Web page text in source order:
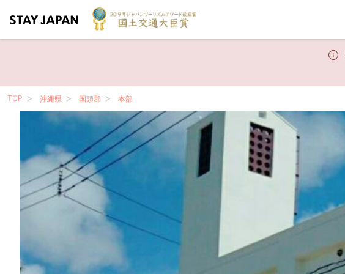
TOP 沖縄県 国頭郡 本部